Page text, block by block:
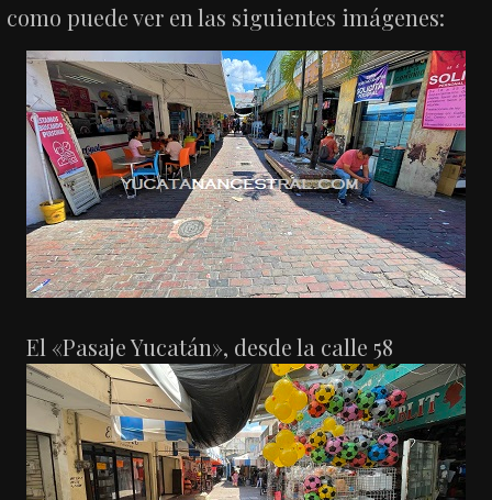
como puede ver en las siguientes imágenes:
El «Pasaje Yucatán», desde la calle 58